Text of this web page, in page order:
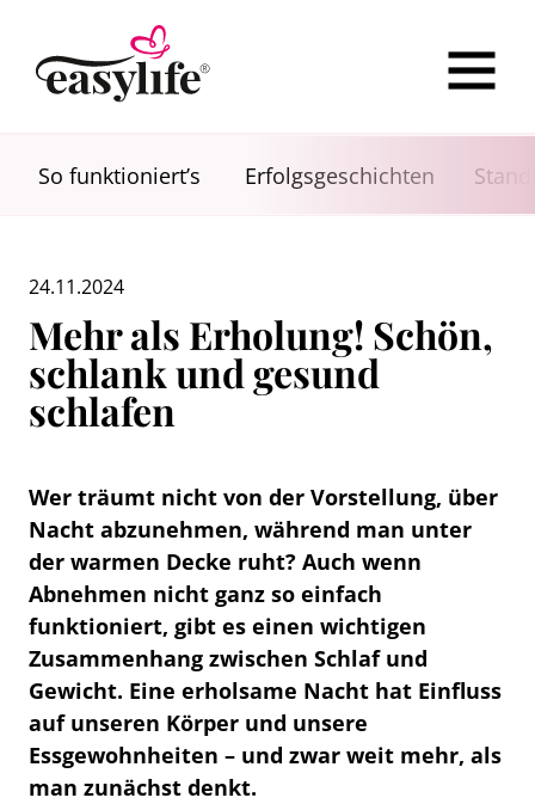
So funktioniert’s Erfolgsgeschichten
24.11.2024
Mehr als Erholung! Schön,
schlank und gesund
schlafen
Wer träumt nicht von der Vorstellung, über
Nacht abzunehmen, während man unter
der warmen Decke ruht? Auch wenn
Abnehmen nicht ganz so einfach
funktioniert, gibt es einen wichtigen
Zusammenhang zwischen Schlaf und
Gewicht. Eine erholsame Nacht hat Einfluss
auf unseren Körper und unsere
Essgewohnheiten – und zwar weit mehr, als
man zunächst denkt.